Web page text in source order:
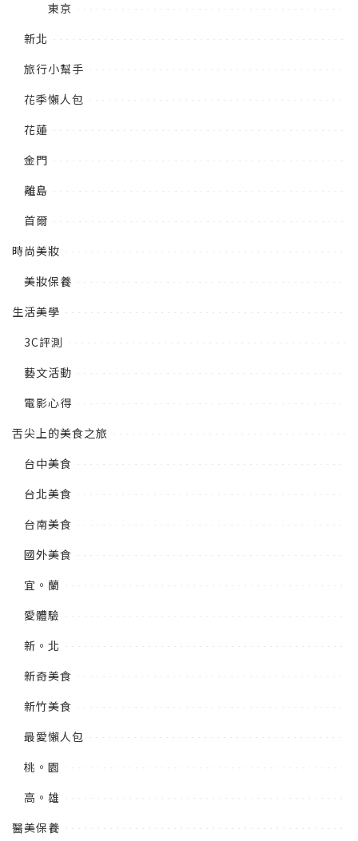
東京
新北
旅行小幫手
花季懶人包
花蓮
金門
離島
首爾
時尚美妝
美妝保養
生活美學
3C評測
藝文活動
電影心得
舌尖上的美食之旅
台中美食
台北美食
台南美食
國外美食
宜。蘭
愛體驗
新。北
新奇美食
新竹美食
最愛懶人包
桃。園
高。雄
醫美保養